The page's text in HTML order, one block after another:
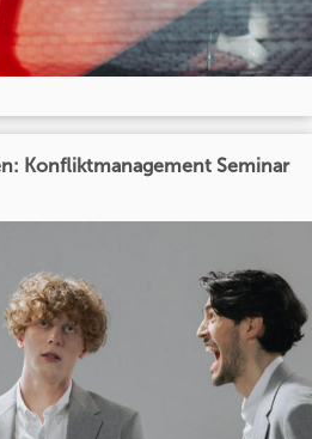
Konfliktmanagement Seminar